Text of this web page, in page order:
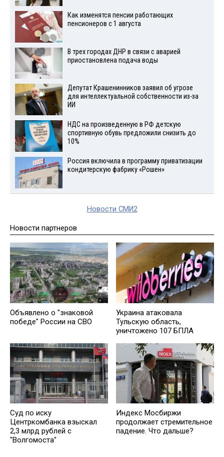
Как изменятся пенсии работающих
пенсионеров с 1 августа
В трех городах ДНР в связи с аварией
приостановлена подача воды
Депутат Крашенинников заявил об угрозе
для интеллектуальной собственности из-за
ИИ
НДС на произведенную в РФ детскую
спортивную обувь предложили снизить до
10%
Россия включила в программу приватизации
кондитерскую фабрику «Рошен»
Новости СМИ2
Новости партнеров
Объявлено о "знаковой
победе" России на СВО
Украина атаковала
Тульскую область,
уничтожено 107 БПЛА
Суд по иску
Центркомбанка взыскал
2,3 млрд рублей с
"Волгомоста"
Индекс Мосбиржи
продолжает стремительное
падение. Что дальше?